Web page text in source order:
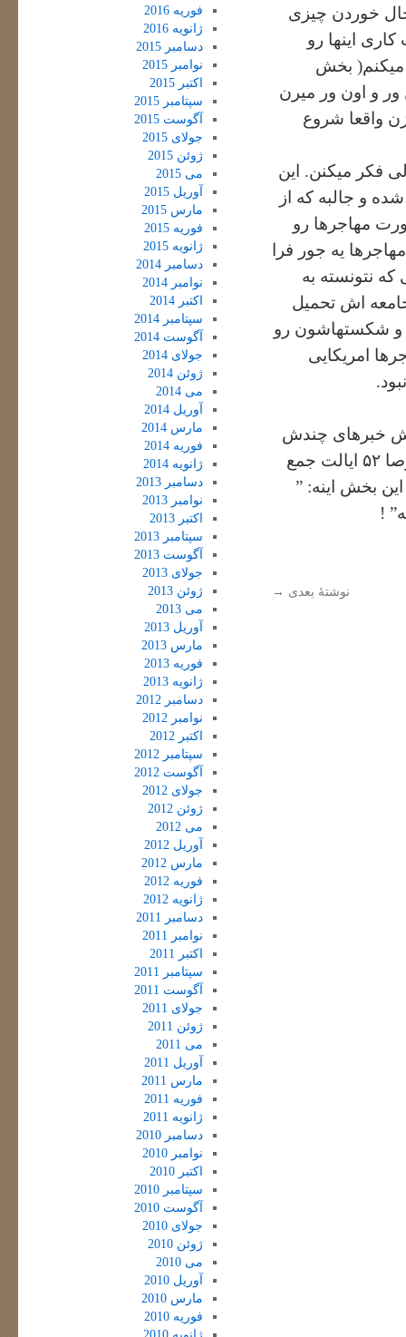
خوردن چیزی
اینها رو
بخش
ور و اون ور میرن
واقعا شروع
فکر میکنن. این
و جالبه که از
مهاجرها رو
یه جور فرا
نتونسته به
اش تحمیل
و شکستهاشون رو
امریکایی
خبرهای چندش
اور و وحشتناک و مرگ و میرهای ناجور رو از همه جای دنیا مخصوصا ۵۲ ایالت جمع
بخش اینه: ”
!
نوشتهٔ بعدی →
فوریه 2016
ژانویه 2016
دسامبر 2015
نوامبر 2015
اکتبر 2015
سپتامبر 2015
آگوست 2015
جولای 2015
ژوئن 2015
می 2015
آوریل 2015
مارس 2015
فوریه 2015
ژانویه 2015
دسامبر 2014
نوامبر 2014
اکتبر 2014
سپتامبر 2014
آگوست 2014
جولای 2014
ژوئن 2014
می 2014
آوریل 2014
مارس 2014
فوریه 2014
ژانویه 2014
دسامبر 2013
نوامبر 2013
اکتبر 2013
سپتامبر 2013
آگوست 2013
جولای 2013
ژوئن 2013
می 2013
آوریل 2013
مارس 2013
فوریه 2013
ژانویه 2013
دسامبر 2012
نوامبر 2012
اکتبر 2012
سپتامبر 2012
آگوست 2012
جولای 2012
ژوئن 2012
می 2012
آوریل 2012
مارس 2012
فوریه 2012
ژانویه 2012
دسامبر 2011
نوامبر 2011
اکتبر 2011
سپتامبر 2011
آگوست 2011
جولای 2011
ژوئن 2011
می 2011
آوریل 2011
مارس 2011
فوریه 2011
ژانویه 2011
دسامبر 2010
نوامبر 2010
اکتبر 2010
سپتامبر 2010
آگوست 2010
جولای 2010
ژوئن 2010
می 2010
آوریل 2010
مارس 2010
فوریه 2010